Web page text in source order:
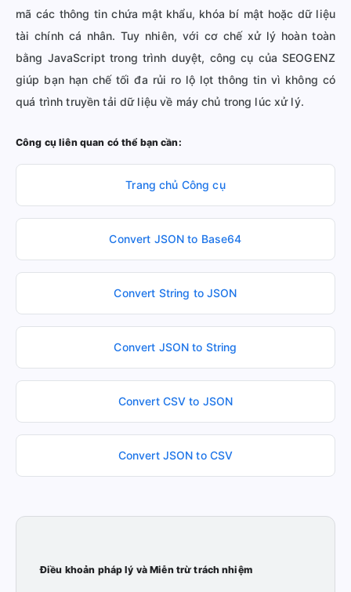
mã các thông tin chứa mật khẩu, khóa bí mật hoặc dữ liệu
tài chính cá nhân. Tuy nhiên, với cơ chế xử lý hoàn toàn
bằng JavaScript trong trình duyệt, công cụ của SEOGENZ
giúp bạn hạn chế tối đa rủi ro lộ lọt thông tin vì không có
quá trình truyền tải dữ liệu về máy chủ trong lúc xử lý.
Công cụ liên quan có thể bạn cần:
Trang chủ Công cụ
Convert JSON to Base64
Convert String to JSON
Convert JSON to String
Convert CSV to JSON
Convert JSON to CSV
Điều khoản pháp lý và Miễn trừ trách nhiệm